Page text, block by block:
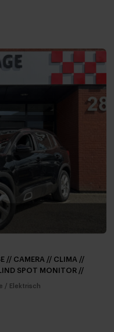
// CAMERA // CLIMA //
SPOT MONITOR //
/ Elektrisch